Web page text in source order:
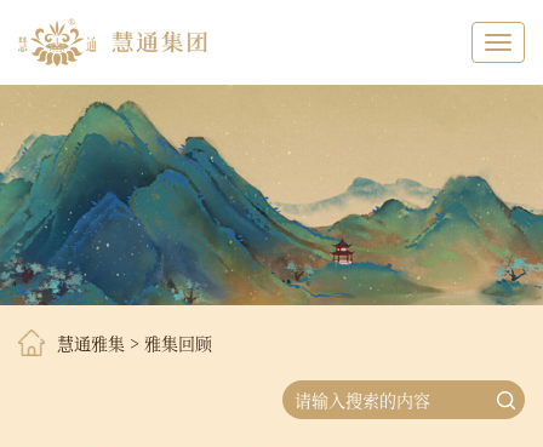
慧通雅集 > 雅集回顾